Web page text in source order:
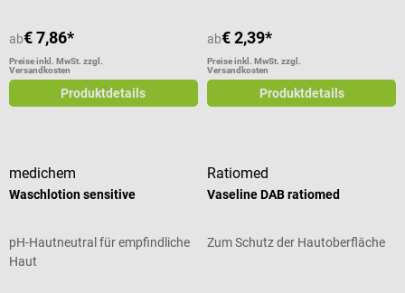
ab€ 7,86*
Preise inkl. MwSt. zzgl.
Versandkosten
Produktdetails
ab€ 2,39*
Preise inkl. MwSt. zzgl.
Versandkosten
Produktdetails
medichem
Waschlotion sensitive
pH-Hautneutral für empfindliche
Haut
Ratiomed
Vaseline DAB ratiomed
Zum Schutz der Hautoberfläche